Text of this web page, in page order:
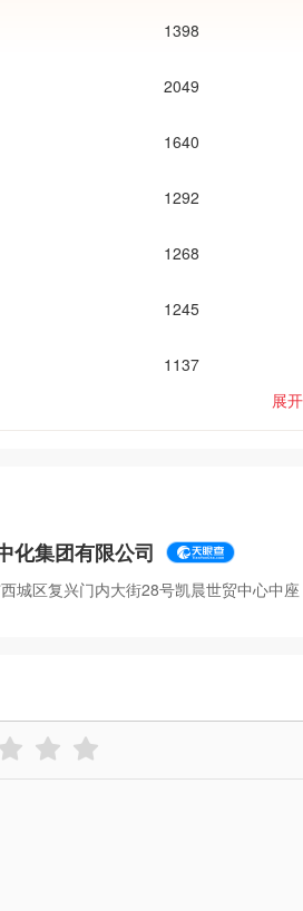
1398
2049
1640
1292
1268
1245
1137
展开
化集团有限公司
城区复兴门内大街28号凯晨世贸中心中座